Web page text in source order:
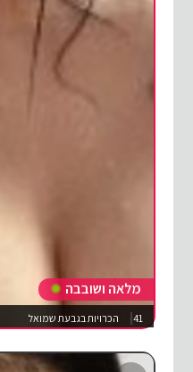
מלאה ושובבה
41 הכרויות בגבעת שמואל